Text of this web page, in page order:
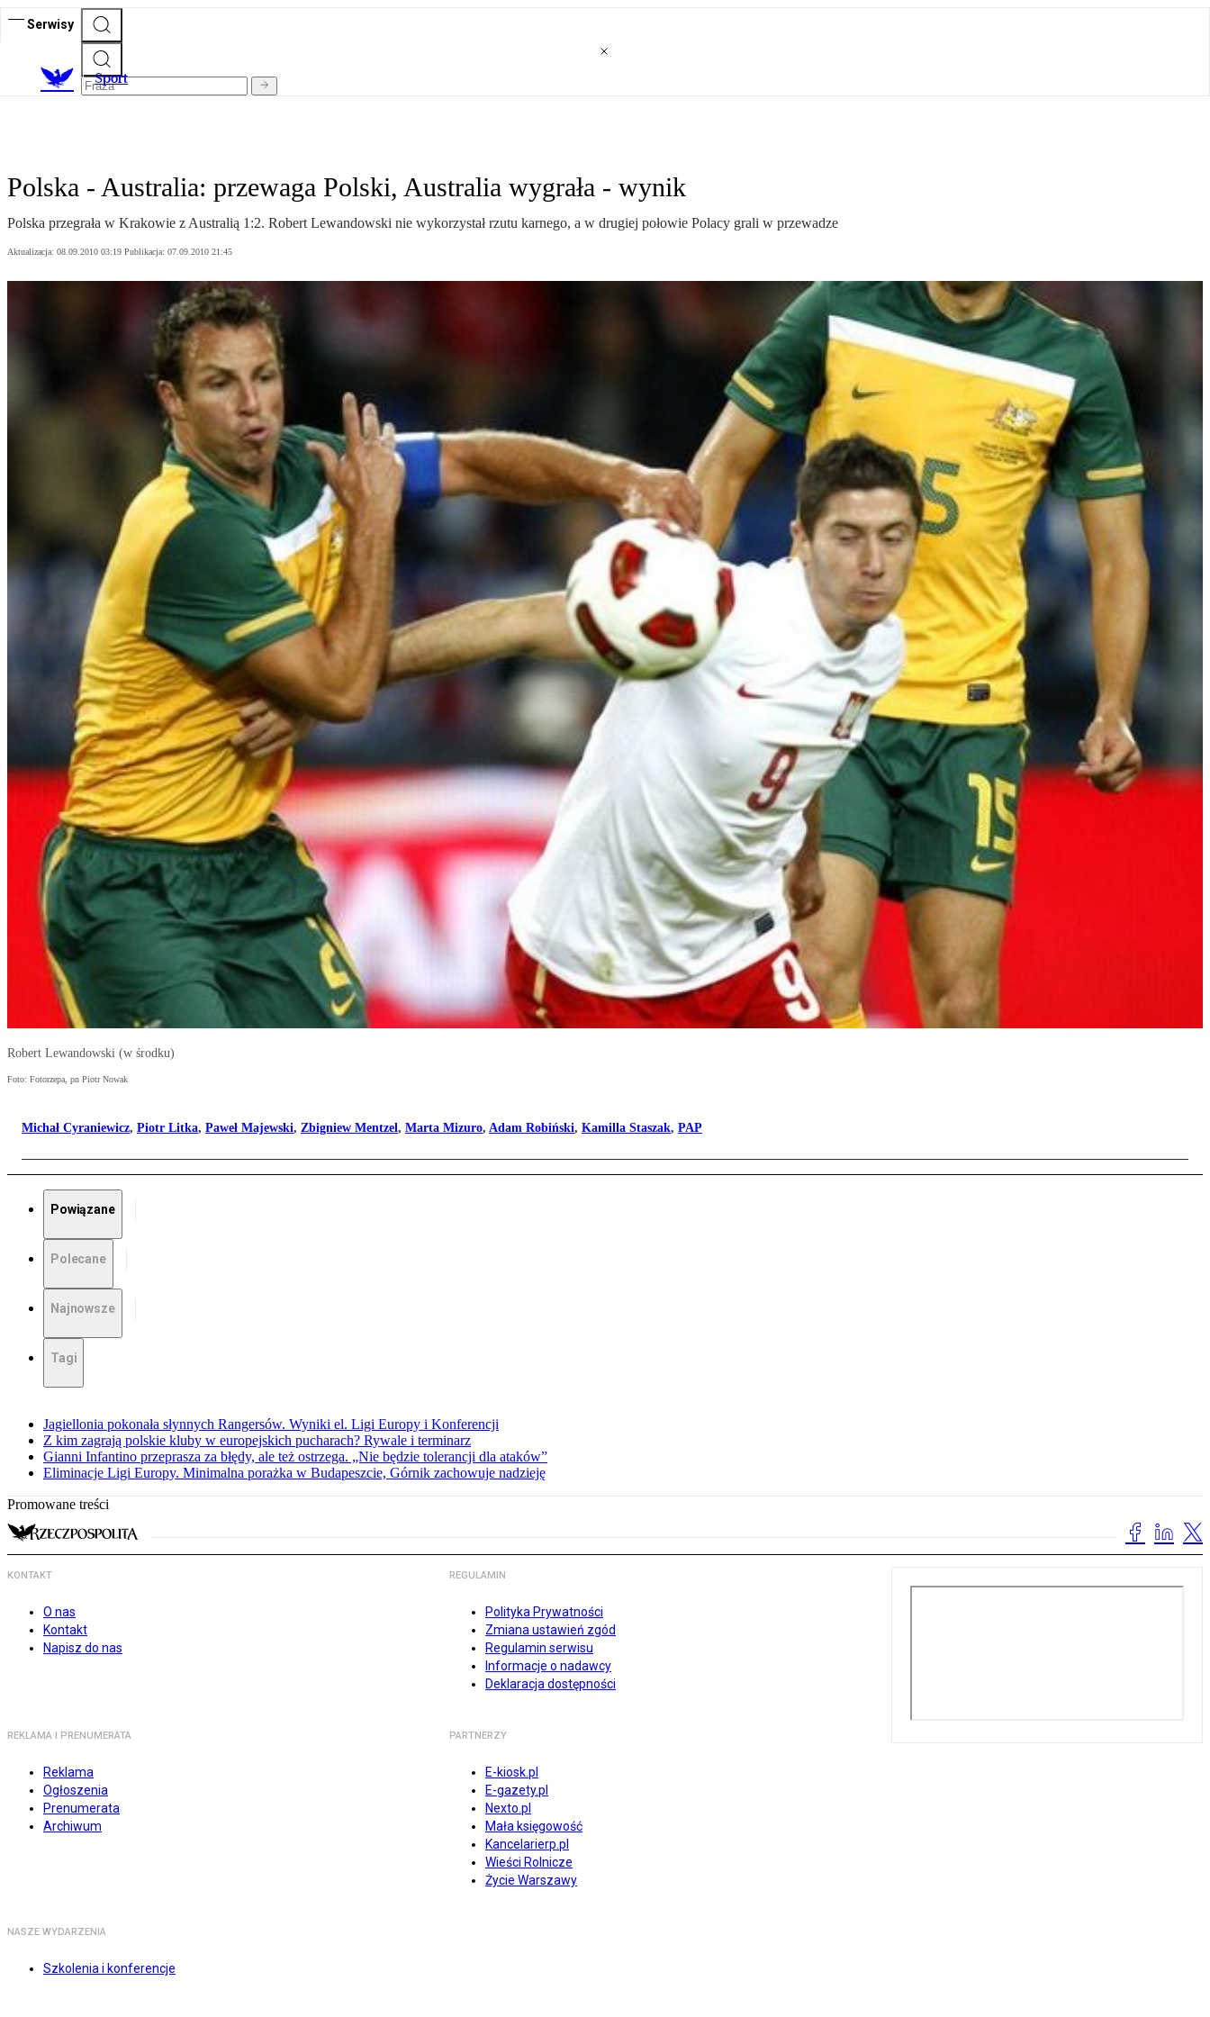
Serwisy
Sport
Polska - Australia: przewaga Polski, Australia wygrała - wynik
Polska przegrała w Krakowie z Australią 1:2. Robert Lewandowski nie wykorzystał rzutu karnego, a w drugiej połowie Polacy grali w przewadze
Aktualizacja: 08.09.2010 03:19 Publikacja: 07.09.2010 21:45
Robert Lewandowski (w środku)
Foto: Fotorzepa, pn Piotr Nowak
Michał Cyraniewicz, Piotr Litka, Paweł Majewski, Zbigniew Mentzel, Marta Mizuro, Adam Robiński, Kamilla Staszak, PAP
Powiązane
Polecane
Najnowsze
Tagi
Jagiellonia pokonała słynnych Rangersów. Wyniki el. Ligi Europy i Konferencji
Z kim zagrają polskie kluby w europejskich pucharach? Rywale i terminarz
Gianni Infantino przeprasza za błędy, ale też ostrzega. „Nie będzie tolerancji dla ataków”
Eliminacje Ligi Europy. Minimalna porażka w Budapeszcie, Górnik zachowuje nadzieję
Promowane treści
KONTAKT
O nas
Kontakt
Napisz do nas
REGULAMIN
Polityka Prywatności
Zmiana ustawień zgód
Regulamin serwisu
Informacje o nadawcy
Deklaracja dostępności
REKLAMA I PRENUMERATA
Reklama
Ogłoszenia
Prenumerata
Archiwum
PARTNERZY
E-kiosk.pl
E-gazety.pl
Nexto.pl
Mała księgowość
Kancelarierp.pl
Wieści Rolnicze
Życie Warszawy
NASZE WYDARZENIA
Szkolenia i konferencje